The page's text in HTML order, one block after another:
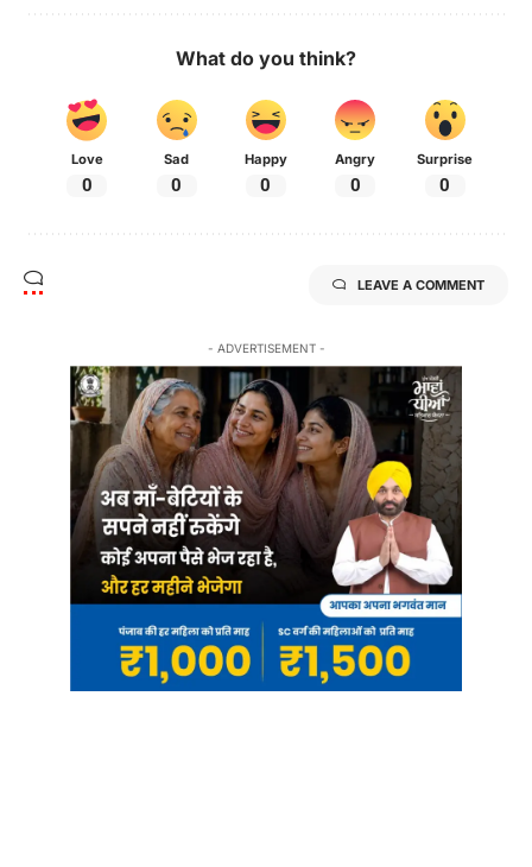
What do you think?
Love
0
Sad
0
Happy
0
Angry
0
Surprise
0
LEAVE A COMMENT
- ADVERTISEMENT -